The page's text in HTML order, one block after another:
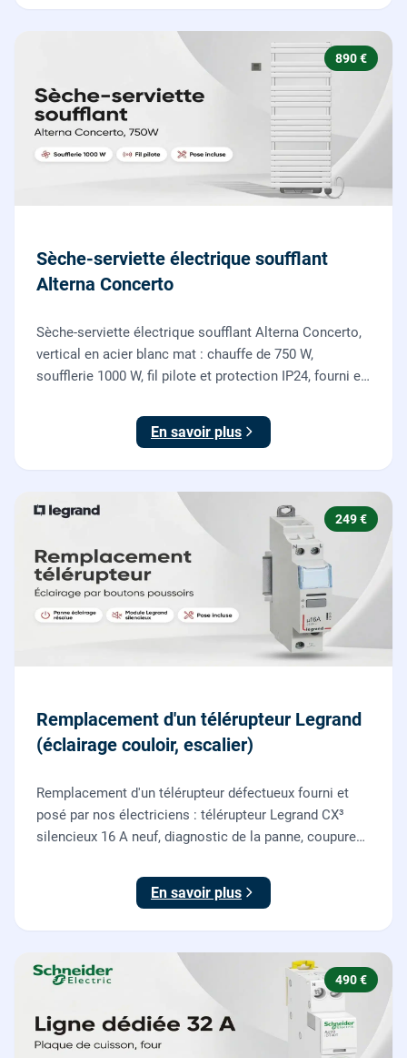
890 €
Sèche-serviette électrique soufflant
Alterna Concerto
Sèche-serviette électrique soufflant Alterna Concerto,
vertical en acier blanc mat : chauffe de 750 W,
soufflerie 1000 W, fil pilote et protection IP24, fourni et
En savoir plus
249 €
Remplacement d'un télérupteur Legrand
(éclairage couloir, escalier)
Remplacement d'un télérupteur défectueux fourni et
posé par nos électriciens : télérupteur Legrand CX³
silencieux 16 A neuf, diagnostic de la panne, coupure
boutons poussoirs.
En savoir plus
490 €